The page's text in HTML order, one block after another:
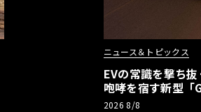
ニュース＆トピックス
EVの常識を撃ち
咆哮を宿す新型「
2026 8/8